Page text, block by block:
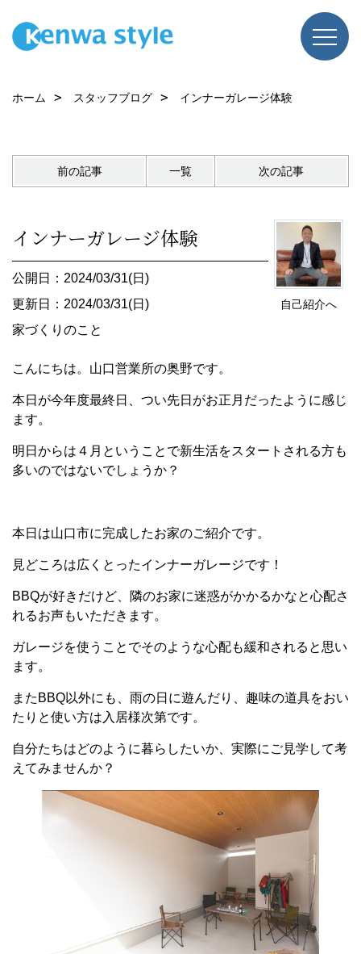
ホーム スタッフブログ インナーガレージ体験
前の記事 一覧 次の記事
自己紹介へ
インナーガレージ体験
公開日：2024/03/31(日)
更新日：2024/03/31(日)
家づくりのこと
こんにちは。山口営業所の奥野です。
本日が今年度最終日、つい先日がお正月だったように感じ
ます。
明日からは４月ということで新生活をスタートされる方も
多いのではないでしょうか？
本日は山口市に完成したお家のご紹介です。
見どころは広くとったインナーガレージです！
BBQが好きだけど、隣のお家に迷惑がかかるかなと心配さ
れるお声もいただきます。
ガレージを使うことでそのような心配も緩和されると思い
ます。
またBBQ以外にも、雨の日に遊んだり、趣味の道具をおい
たりと使い方は入居様次第です。
自分たちはどのように暮らしたいか、実際にご見学して考
えてみませんか？